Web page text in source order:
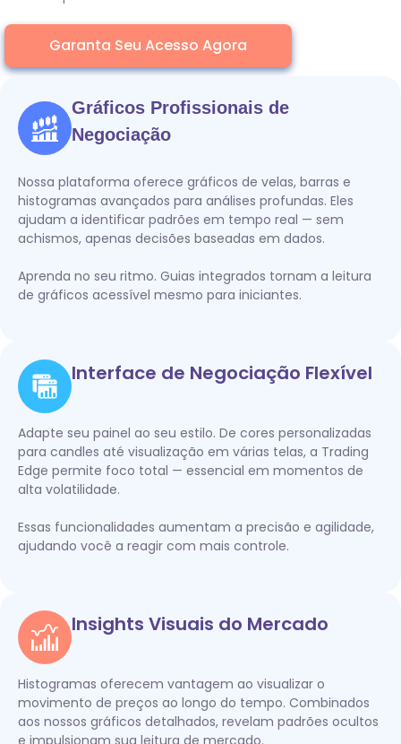
Garanta Seu Acesso Agora
Gráficos Profissionais de
Negociação
Nossa plataforma oferece gráficos de velas, barras e
histogramas avançados para análises profundas. Eles
ajudam a identificar padrões em tempo real — sem
achismos, apenas decisões baseadas em dados.
Aprenda no seu ritmo. Guias integrados tornam a leitura
de gráficos acessível mesmo para iniciantes.
Interface de Negociação Flexível
Adapte seu painel ao seu estilo. De cores personalizadas
para candles até visualização em várias telas, a Trading
Edge permite foco total — essencial em momentos de
alta volatilidade.
Essas funcionalidades aumentam a precisão e agilidade,
ajudando você a reagir com mais controle.
Insights Visuais do Mercado
Histogramas oferecem vantagem ao visualizar o
movimento de preços ao longo do tempo. Combinados
aos nossos gráficos detalhados, revelam padrões ocultos